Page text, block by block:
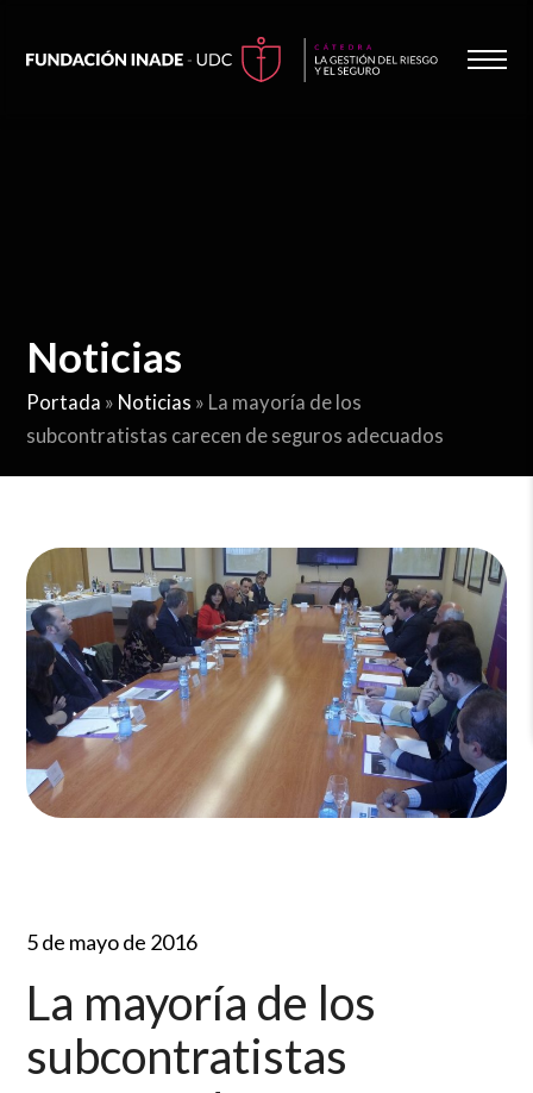
Noticias
Portada » Noticias » La mayoría de los
subcontratistas carecen de seguros adecuados
5 de mayo de 2016
La mayoría de los
subcontratistas